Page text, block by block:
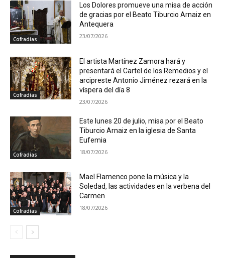
Cofradías
Los Dolores promueve una misa de acción
de gracias por el Beato Tiburcio Arnaiz en
Antequera
23/07/2026
Cofradías
El artista Martínez Zamora hará y
presentará el Cartel de los Remedios y el
arcipreste Antonio Jiménez rezará en la
víspera del día 8
23/07/2026
Cofradías
Este lunes 20 de julio, misa por el Beato
Tiburcio Arnaiz en la iglesia de Santa
Eufemia
18/07/2026
Cofradías
Mael Flamenco pone la música y la
Soledad, las actividades en la verbena del
Carmen
18/07/2026